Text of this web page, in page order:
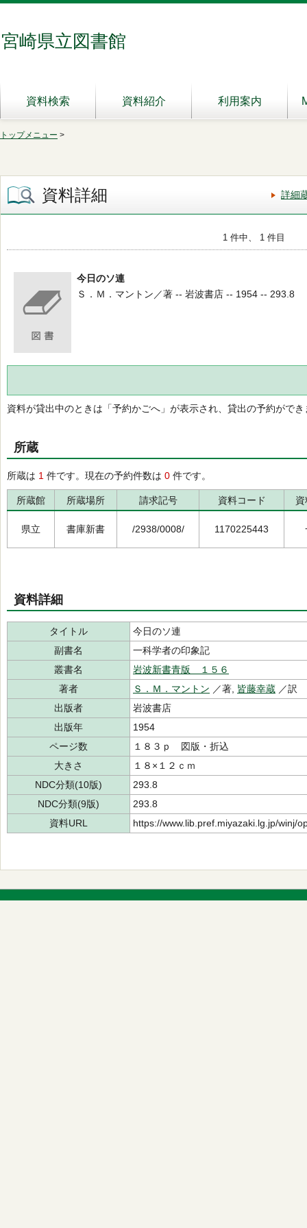
宮崎県立図書館
資料検索 資料紹介 利用案内
トップメニュー >
資料詳細 詳細
1 件中、 1 件目
今日のソ連
Ｓ．Ｍ．マントン／著 -- 岩波書店 -- 1954 -- 293.8
資料が貸出中のときは「予約かごへ」が表示され、貸出の予約ができ
所蔵
所蔵は 1 件です。現在の予約件数は 0 件です。
所蔵館 所蔵場所 請求記号 資料コード
県立 書庫新書 /2938/0008/ 1170225443
資料詳細
タイトル
今日のソ連
副書名
一科学者の印象記
叢書名
岩波新書青版 １５６
著者
Ｓ．Ｍ．マントン ／著, 皆藤幸蔵 ／訳
出版者
岩波書店
出版年
1954
ページ数
１８３ｐ 図版・折込
大きさ
１８×１２ｃｍ
NDC分類(10版)
293.8
NDC分類(9版)
293.8
資料URL
https://www.lib.pref.miyazaki.lg.jp/winj/